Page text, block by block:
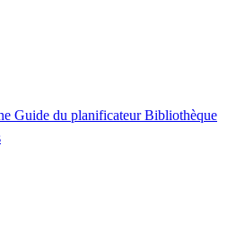
Guide du planificateurBibliothèque